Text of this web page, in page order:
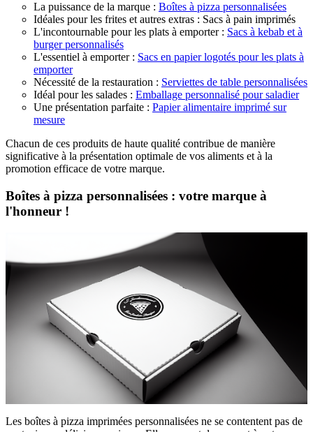
La puissance de la marque : Boîtes à pizza personnalisées
Idéales pour les frites et autres extras : Sacs à pain imprimés
L'incontournable pour les plats à emporter : Sacs à kebab et à
burger personnalisés
L'essentiel à emporter : Sacs en papier logotés pour les plats à
emporter
Nécessité de la restauration : Serviettes de table personnalisées
Idéal pour les salades : Emballage personnalisé pour saladier
Une présentation parfaite : Papier alimentaire imprimé sur
mesure
Chacun de ces produits de haute qualité contribue de manière
significative à la présentation optimale de vos aliments et à la
promotion efficace de votre marque.
Boîtes à pizza personnalisées : votre marque à
l'honneur !
Les boîtes à pizza imprimées personnalisées ne se contentent pas de